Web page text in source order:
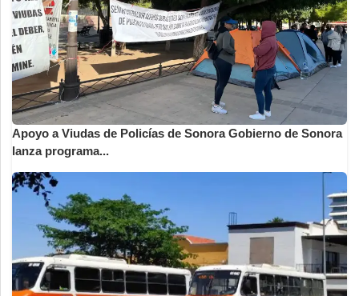
Apoyo a Viudas de Policías de Sonora Gobierno de Sonora
lanza programa...